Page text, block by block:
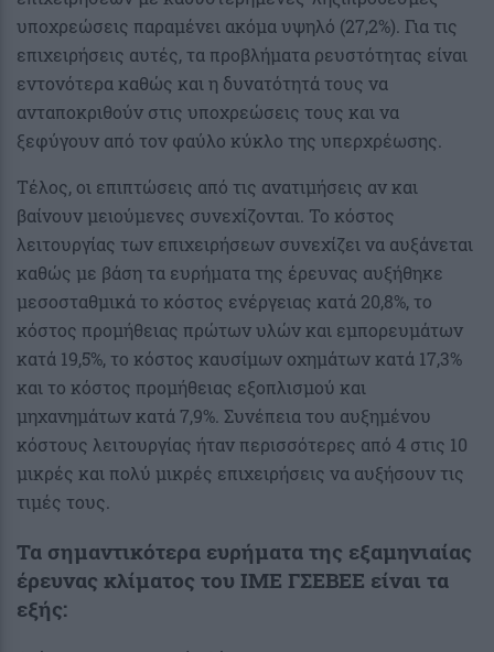
υποχρεώσεις παραμένει ακόμα υψηλό (27,2%). Για τις
επιχειρήσεις αυτές, τα προβλήματα ρευστότητας είναι
εντονότερα καθώς και η δυνατότητά τους να
ανταποκριθούν στις υποχρεώσεις τους και να
ξεφύγουν από τον φαύλο κύκλο της υπερχρέωσης.
Τέλος, οι επιπτώσεις από τις ανατιμήσεις αν και
βαίνουν μειούμενες συνεχίζονται. Το κόστος
λειτουργίας των επιχειρήσεων συνεχίζει να αυξάνεται
καθώς με βάση τα ευρήματα της έρευνας αυξήθηκε
μεσοσταθμικά το κόστος ενέργειας κατά 20,8%, το
κόστος προμήθειας πρώτων υλών και εμπορευμάτων
κατά 19,5%, το κόστος καυσίμων οχημάτων κατά 17,3%
και το κόστος προμήθειας εξοπλισμού και
μηχανημάτων κατά 7,9%. Συνέπεια του αυξημένου
κόστους λειτουργίας ήταν περισσότερες από 4 στις 10
μικρές και πολύ μικρές επιχειρήσεις να αυξήσουν τις
τιμές τους.
Τα σημαντικότερα ευρήματα της εξαμηνιαίας
έρευνας κλίματος του ΙΜΕ ΓΣΕΒΕΕ είναι τα
εξής: